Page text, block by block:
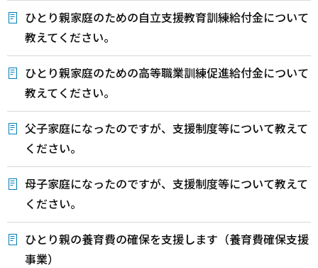
ひとり親家庭のための自立支援教育訓練給付金について
教えてください。
ひとり親家庭のための高等職業訓練促進給付金について
教えてください。
父子家庭になったのですが、支援制度等について教えて
ください。
母子家庭になったのですが、支援制度等について教えて
ください。
ひとり親の養育費の確保を支援します（養育費確保支援
事業）